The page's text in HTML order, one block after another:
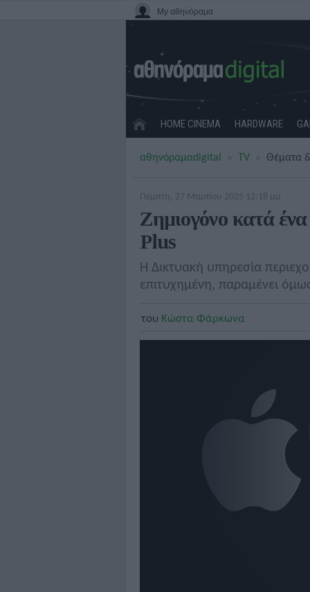
My αθηνόραμα
HOME CINEMA HARDWARE
αθηνόραμαdigital TV Θέματα
Πέμπτη, 27 Μαρτίου 2025 12:18 μμ
Ζημιογόνο κατά
Plus
Η Δικτυακή υπηρεσία
επιτυχημένη, παραμένει
του Κώστα Φάρκωνα